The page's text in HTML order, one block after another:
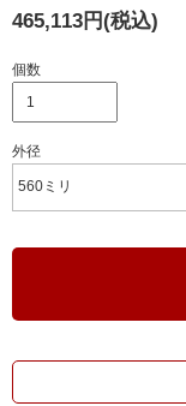
465,113円(税込)
個数
外径